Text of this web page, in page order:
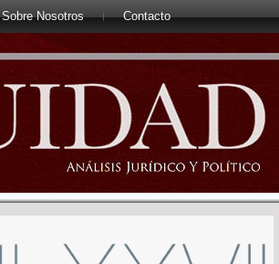
Sobre Nosotros Contacto